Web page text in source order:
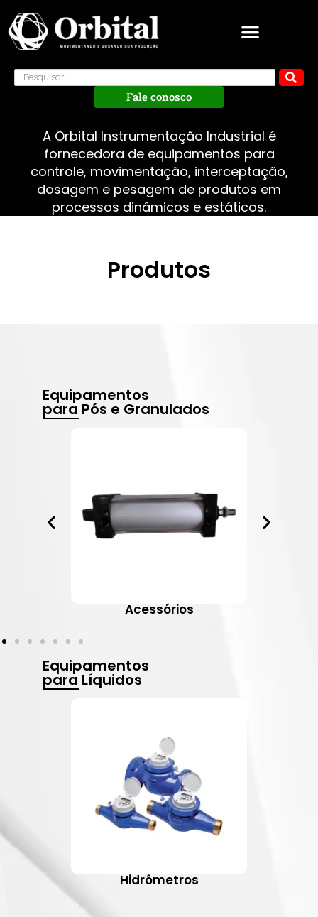
Fale conosco
A Orbital Instrumentação Industrial é
fornecedora de equipamentos para
controle, movimentação, interceptação,
dosagem e pesagem de produtos em
processos dinâmicos e estáticos.
Produtos
Equipamentos
para Pós e Granulados
Acessórios
Equipamentos
para Líquidos
Hidrômetros